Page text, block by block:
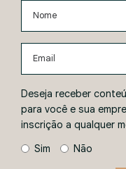
Deseja receber
para você e sua
inscrição a qualquer
Sim
Não